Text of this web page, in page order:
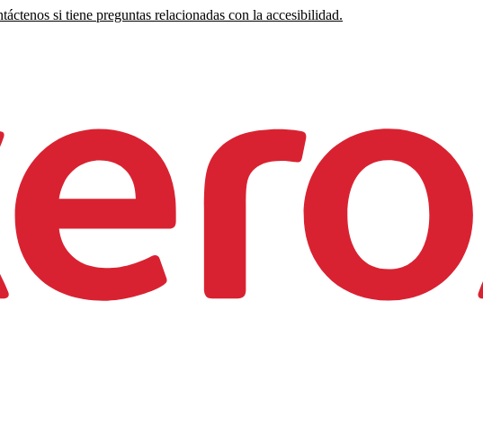
si tiene preguntas relacionadas con la accesibilidad.